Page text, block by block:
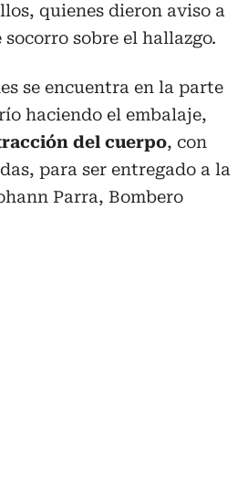
quienes dieron aviso a
socorro sobre el hallazgo.
se encuentra en la parte
haciendo el embalaje,
del cuerpo, con
para ser entregado a la
Parra, Bombero